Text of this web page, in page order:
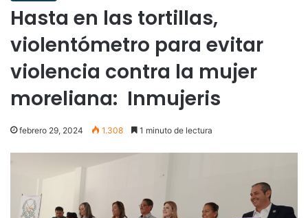
Hasta en las tortillas,
violentómetro para evitar
violencia contra la mujer
moreliana: Inmujeris
febrero 29, 2024 1.308 1 minuto de lectura